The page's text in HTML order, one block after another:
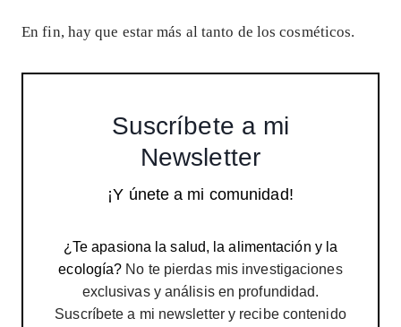
En fin, hay que estar más al tanto de los cosméticos.
Suscríbete a mi
Newsletter
¡Y únete a mi comunidad!
¿Te apasiona la salud, la alimentación y la
ecología? No te pierdas mis investigaciones
exclusivas y análisis en profundidad.
Suscríbete a mi newsletter y recibe contenido